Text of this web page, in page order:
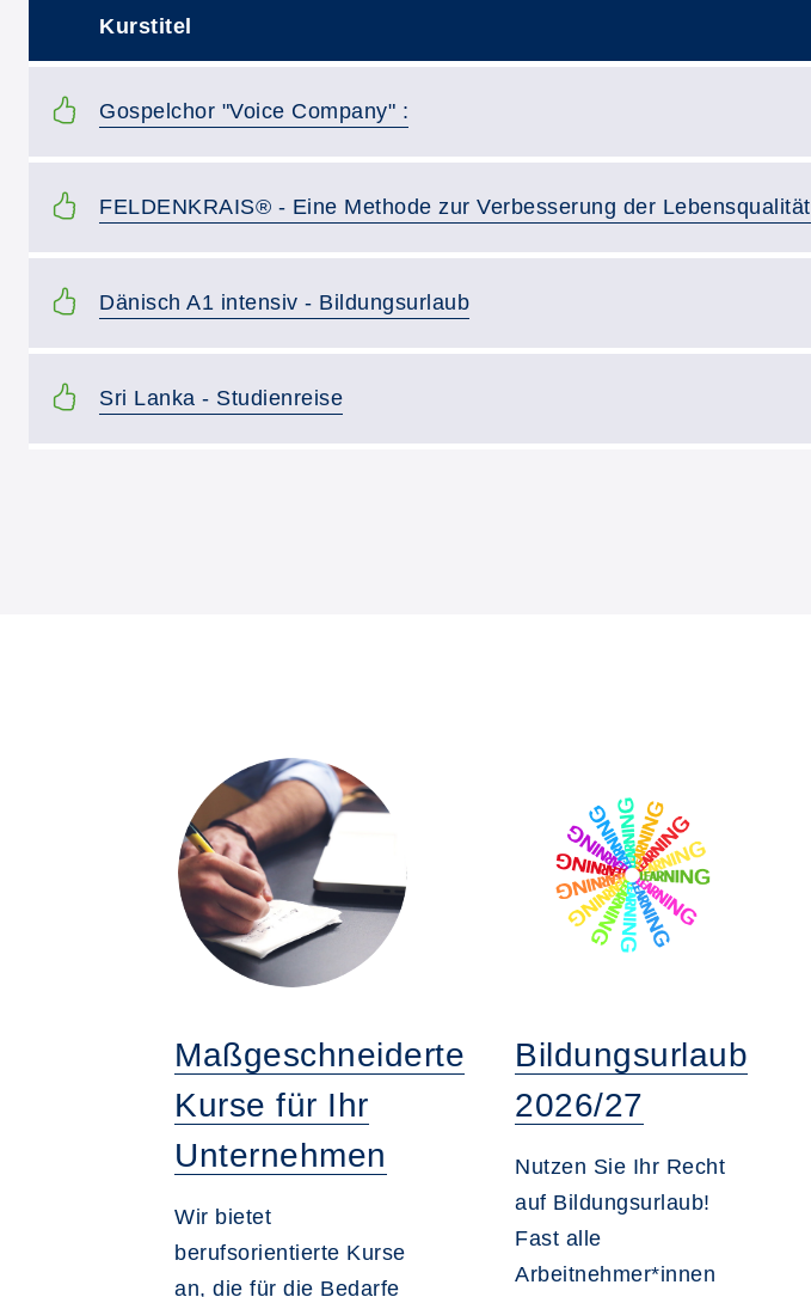
Kurstitel
Kurstitel:
Gospelchor "Voice Company" :
Kurstitel:
FELDENKRAIS® - Eine Methode zur Verbesserung der Lebensqualität
Kurstitel:
Dänisch A1 intensiv - Bildungsurlaub
Kurstitel:
Sri Lanka - Studienreise
Maßgeschneiderte
Kurse für Ihr
Unternehmen
Wir bietet
berufsorientierte Kurse
an, die für die Bedarfe
Bildungsurlaub
2026/27
Nutzen Sie Ihr Recht
auf Bildungsurlaub!
Fast alle
Arbeitnehmer*innen